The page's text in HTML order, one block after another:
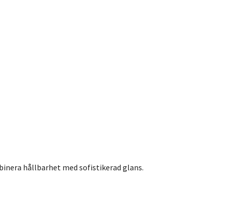
hållbarhet med sofistikerad glans.